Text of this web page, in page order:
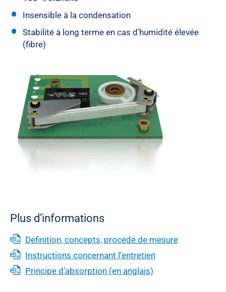
Insensible à la condensation
Stabilité à long terme en cas d’humidité élevée
(fibre)
Plus d’informations
Définition, concepts, procédé de mesure
Instructions concernant l’entretien
Principe d’absorption (en anglais)